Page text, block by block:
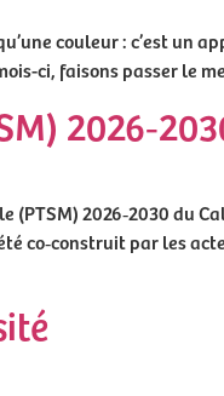
couleur : c’est un
ci, faisons passer le
2026‑2030 du
co‑construit par les